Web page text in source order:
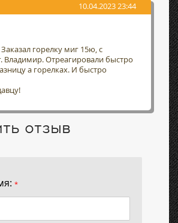
10.04.2023 23:44
горелку миг 15ю, с
Владимир. Отреагировали быстро
а горелках. И быстро
отзыв
*